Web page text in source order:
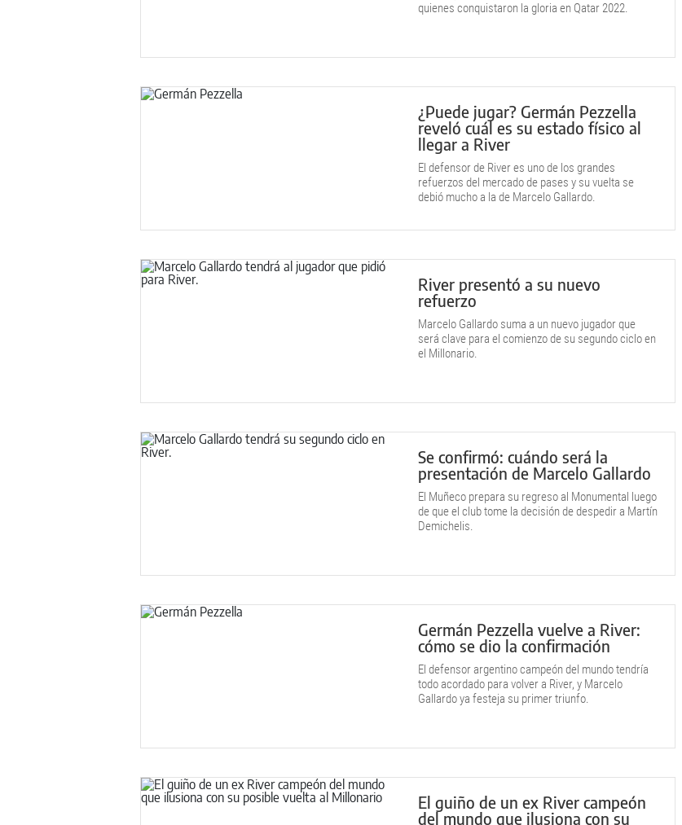
quienes conquistaron la gloria en Qatar 2022.
¿Puede jugar? Germán Pezzella
reveló cuál es su estado físico al
llegar a River
El defensor de River es uno de los grandes
refuerzos del mercado de pases y su vuelta se
debió mucho a la de Marcelo Gallardo.
River presentó a su nuevo
refuerzo
Marcelo Gallardo suma a un nuevo jugador que
será clave para el comienzo de su segundo ciclo en
el Millonario.
Se confirmó: cuándo será la
presentación de Marcelo Gallardo
El Muñeco prepara su regreso al Monumental luego
de que el club tome la decisión de despedir a Martín
Demichelis.
Germán Pezzella vuelve a River:
cómo se dio la confirmación
El defensor argentino campeón del mundo tendría
todo acordado para volver a River, y Marcelo
Gallardo ya festeja su primer triunfo.
El guiño de un ex River campeón
del mundo que ilusiona con su